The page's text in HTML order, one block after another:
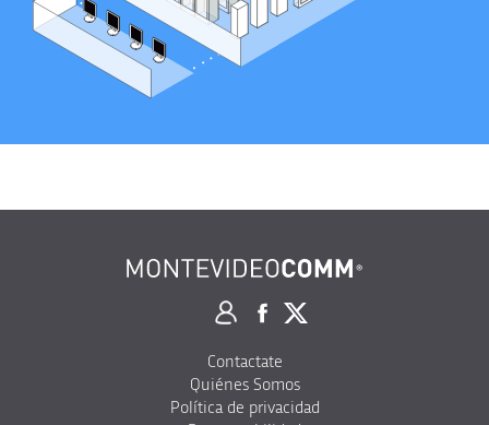
Contactate
Quiénes Somos
Política de privacidad